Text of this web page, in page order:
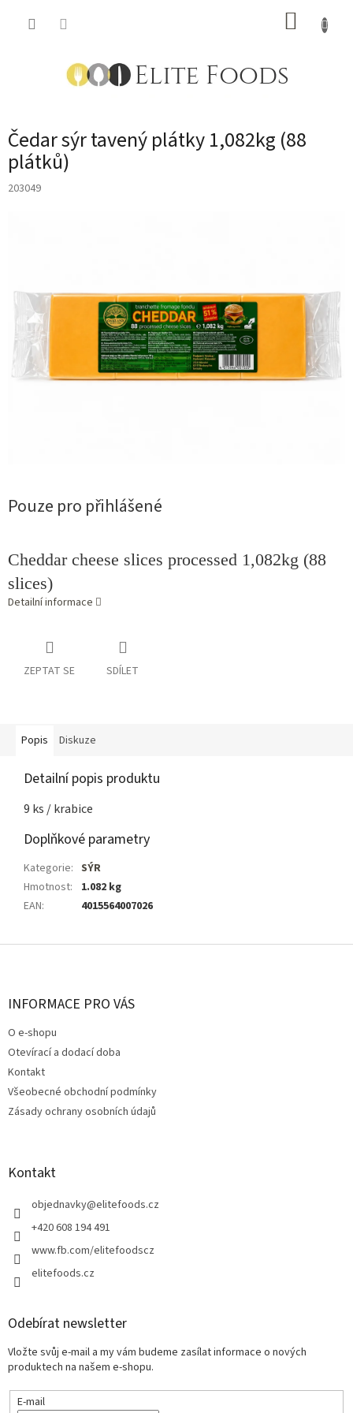
Čedar sýr tavený plátky 1,082kg (88
plátků)
203049
Pouze pro přihlášené
Cheddar cheese slices processed 1,082kg (88
slices)
Detailní informace
ZEPTAT SE SDÍLET
Popis Diskuze
Detailní popis produktu
9 ks / krabice
Doplňkové parametry
Kategorie: SÝR
Hmotnost:
1.082 kg
EAN: 4015564007026
Z
INFORMACE PRO VÁS
O e-shopu
Otevírací a dodací doba
Kontakt
Všeobecné obchodní podmínky
Zásady ochrany osobních údajů
Kontakt
objednavky@elitefoods.cz
+420 608 194 491
www.fb.com/elitefoodscz
elitefoods.cz
Odebírat newsletter
Vložte svůj e-mail a my vám budeme zasílat informace o nových
produktech na našem e-shopu.
E-mail